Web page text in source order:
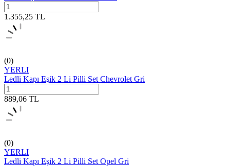
1.355,25 TL
(0)
YERLI
Ledli Kapı Eşik 2 Li Pilli Set Chevrolet Gri
889,06 TL
(0)
YERLI
Ledli Kapı Eşik 2 Li Pilli Set Opel Gri